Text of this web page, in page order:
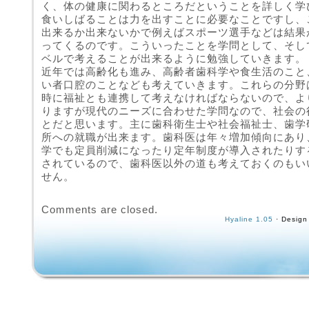
く、体の健康に関わるところだということを詳しく
食いしばることは力を出すことに必要なことですし
出来るか出来ないかで例えばスポーツ選手などは結
ってくるのです。こういったことを学問として、そ
ベルで考えることが出来るように勉強していきます。
近年では高齢化も進み、高齢者歯科学や食生活のこ
い者口腔のことなども考えていきます。これらの分
時に福祉とも連携して考えなければならないので、
りますが現代のニーズに合わせた学問なので、社会
とだと思います。主に歯科衛生士や社会福祉士、歯
所への就職が出来ます。歯科医は年々増加傾向にあ
学でも定員削減になったり定年制度が導入されたり
されているので、歯科医以外の道も考えておくのも
せん。
Comments are closed.
Hyaline 1.05 ·